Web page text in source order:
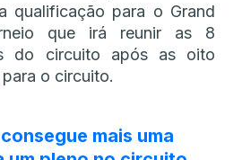
qualificação para o Grand
que irá reunir as 8
do circuito após as oito
o circuito.
mais uma